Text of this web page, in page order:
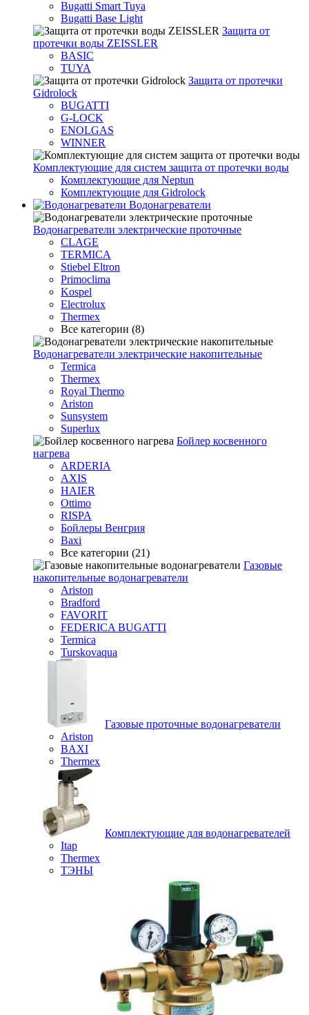
Bugatti Smart Tuya
Bugatti Base Light
Защита от
протечки воды ZEISSLER
BASIC
TUYA
Защита от протечки
Gidrolock
BUGATTI
G-LOCK
ENOLGAS
WINNER
Комплектующие для систем защита от протечки воды
Комплектующие для Neptun
Комплектующие для Gidrolock
Водонагреватели
Водонагреватeли электрические проточные
CLAGE
TERMICA
Stiebel Eltron
Primoclima
Kospel
Electrolux
Thermex
Все категории (8)
Водонагреватели электрические накопительные
Termica
Thermex
Royal Thermo
Ariston
Sunsystem
Superlux
Бойлер косвенного
нагрева
ARDERIA
AXIS
HAIER
Ottimo
RISPA
Бойлеры Венгрия
Baxi
Все категории (21)
Газовые
накопительные водонагреватели
Ariston
Bradford
FAVORIT
FEDERICA BUGATTI
Termica
Turskovaqua
Газовые проточные водонагреватели
Ariston
BAXI
Thermex
Комплектующие для водонагревателей
Itap
Thermex
ТЭНЫ